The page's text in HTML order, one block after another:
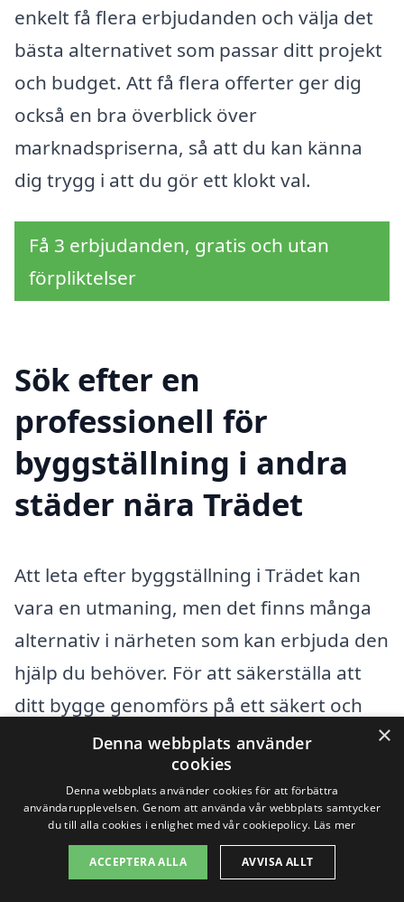
enkelt få flera erbjudanden och välja det
bästa alternativet som passar ditt projekt
och budget. Att få flera offerter ger dig
också en bra överblick över
marknadspriserna, så att du kan känna
dig trygg i att du gör ett klokt val.
Få 3 erbjudanden, gratis och utan
förpliktelser
Sök efter en
professionell för
byggställning i andra
städer nära Trädet
Att leta efter byggställning i Trädet kan
vara en utmaning, men det finns många
alternativ i närheten som kan erbjuda den
hjälp du behöver. För att säkerställa att
ditt bygge genomförs på ett säkert och
effektivt sätt, är det viktigt att anlita rätt
professionella. Med en plattform som xn--
byggstllning-pris-vqb.se kan du enkelt
hitta lokala företag som specialiserar sig
på byggställningar. Här är några städer i
×
Denna webbplats använder
cookies
Denna webbplats använder cookies för att förbättra
användarupplevelsen. Genom att använda vår webbplats samtycker
du till alla cookies i enlighet med vår cookiepolicy. Läs mer
ACCEPTERA ALLA AVVISA ALLT